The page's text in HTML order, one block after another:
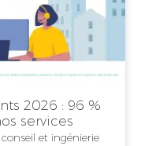
2026 : 96 %
services
et ingénierie